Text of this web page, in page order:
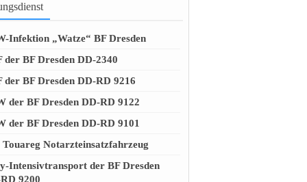
Infektion „Watze“ BF Dresden
der BF Dresden DD-2340
der BF Dresden DD-RD 9216
der BF Dresden DD-RD 9122
der BF Dresden DD-RD 9101
Notarzteinsatzfahrzeug
Intensivtransport der BF Dresden
9200